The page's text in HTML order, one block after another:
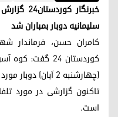
سلیمانیە دوبار بمباران شد
کامران حسن، فرماندار
کوردستان ۲۴
(چهارشنبه ٢ آبان) دوبار مورد حمله‌ی پهپادی قرار گرفت.
تاکنون گزارشی در مورد
است.